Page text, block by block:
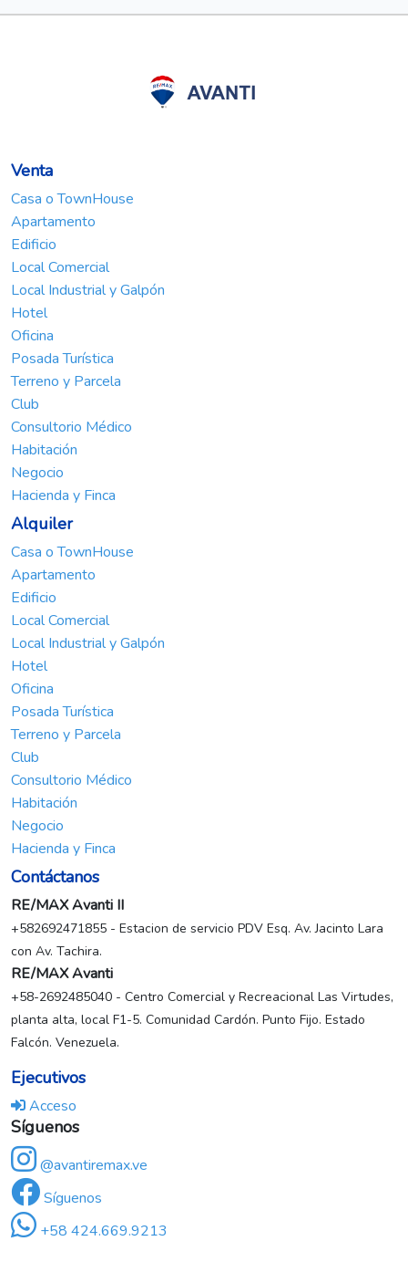
Venta
Casa o TownHouse
Apartamento
Edificio
Local Comercial
Local Industrial y Galpón
Hotel
Oficina
Posada Turística
Terreno y Parcela
Club
Consultorio Médico
Habitación
Negocio
Hacienda y Finca
Alquiler
Casa o TownHouse
Apartamento
Edificio
Local Comercial
Local Industrial y Galpón
Hotel
Oficina
Posada Turística
Terreno y Parcela
Club
Consultorio Médico
Habitación
Negocio
Hacienda y Finca
Contáctanos
RE/MAX Avanti II
+582692471855 - Estacion de servicio PDV Esq. Av. Jacinto Lara
con Av. Tachira.
RE/MAX Avanti
+58-2692485040 - Centro Comercial y Recreacional Las Virtudes,
planta alta, local F1-5. Comunidad Cardón. Punto Fijo. Estado
Falcón. Venezuela.
Ejecutivos
Acceso
Síguenos
@avantiremax.ve
Síguenos
+58 424.669.9213